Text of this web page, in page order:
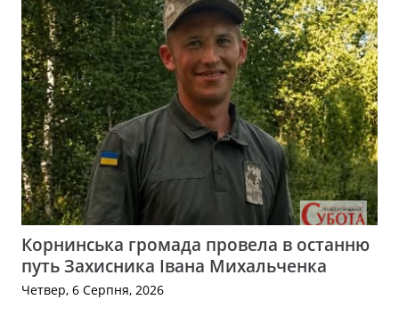
Корнинська громада провела в останню
путь Захисника Івана Михальченка
Четвер, 6 Серпня, 2026